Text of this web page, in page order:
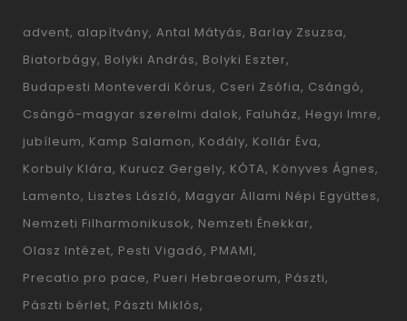
advent alapítvány Antal Mátyás Barlay Zsuzsa
Biatorbágy Bolyki András Bolyki Eszter
Budapesti Monteverdi Kórus Cseri Zsófia Csángó
Csángó-magyar szerelmi dalok Faluház Hegyi Imre
jubíleum Kamp Salamon Kodály Kollár Éva
Korbuly Klára Kurucz Gergely KÓTA Könyves Ágnes
Lamento Lisztes László Magyar Állami Népi Együttes
Nemzeti Filharmonikusok Nemzeti Énekkar
Olasz Intézet Pesti Vigadó PMAMI
Precatio pro pace Pueri Hebraeorum Pászti
Pászti bérlet Pászti Miklós